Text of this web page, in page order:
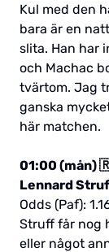
Kul med den
bara är en
slita. Han har
och Machac
tvärtom. Jag
ganska
här matchen.
01:00 (mån)
Lennard
Odds (Paf):
Struff får nog
eller något